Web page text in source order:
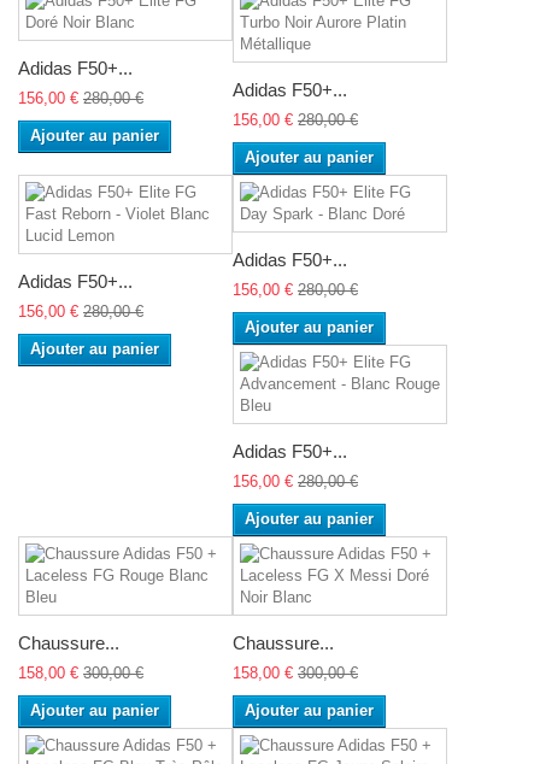
Adidas F50+...
156,00 € 280,00 €
Ajouter au panier
Adidas F50+...
156,00 € 280,00 €
Ajouter au panier
Adidas F50+...
156,00 € 280,00 €
Ajouter au panier
Adidas F50+...
156,00 € 280,00 €
Ajouter au panier
Adidas F50+...
156,00 € 280,00 €
Ajouter au panier
Chaussure...
158,00 € 300,00 €
Ajouter au panier
Chaussure...
158,00 € 300,00 €
Ajouter au panier